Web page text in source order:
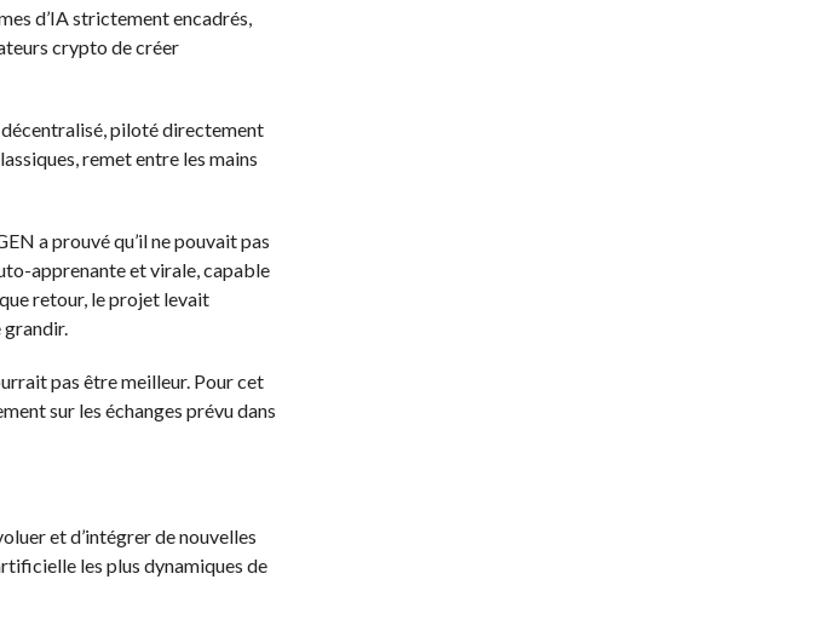
d’IA strictement encadrés,
crypto de créer
décentralisé, piloté directement
remet entre les mains
a prouvé qu’il ne pouvait pas
apprenante et virale, capable
retour, le projet levait
grandir.
pas être meilleur. Pour cet
sur les échanges prévu dans
et d’intégrer de nouvelles
les plus dynamiques de